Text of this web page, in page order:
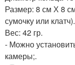
Размер: 8 см Х 8
сумочку или клатч).
Вес: 42 гр.
- Можно
камеры;.